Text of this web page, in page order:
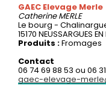
GAEC Elevage Merle
CatherineMERLE
Le bourg -
15170 NEUSSARGUES EN
Produits :Fromages
Contact
06 74 69 88 53 ou 06
gaec-elevage-